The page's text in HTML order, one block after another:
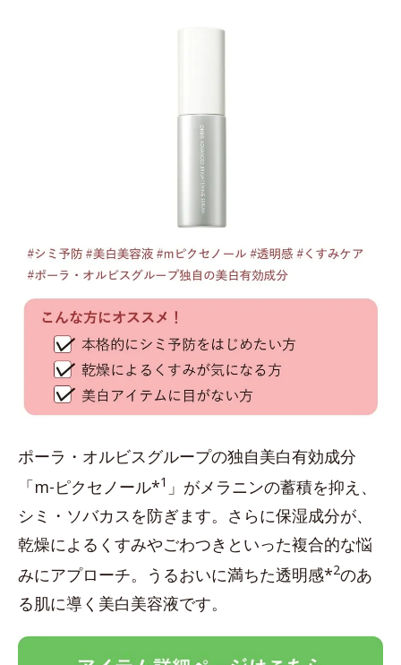
ポーラ・オルビスグループの独自美白有効成分
「m-ピクセノール*1 」がメラニンの蓄積を抑え、
シミ・ソバカスを防ぎます。さらに保湿成分が、
乾燥によるくすみやごわつきといった複合的な悩
みにアプローチ。うるおいに満ちた透明感*2のあ
る肌に導く美白美容液です。